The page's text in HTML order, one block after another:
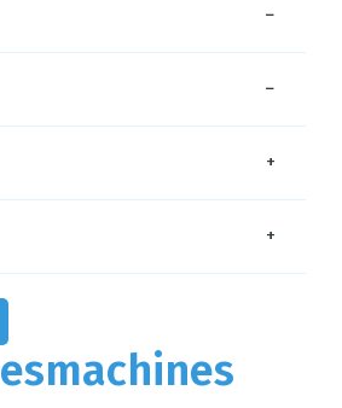
−
−
+
+